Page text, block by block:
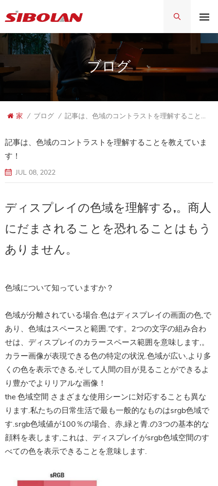
ブログ
家 / ブログ / 記事は、色域のコントラストを理解することを教えています！
記事は、色域のコントラストを理解することを教えていま
す！
JUL 08, 2022
ディスプレイの色域を理解する,。商人
にだまされることを恐れることはもう
ありません。
色域について知っていますか？
色域が分離されている場合.色はディスプレイの画面の色,で
あり、色域はスペースと範囲.です。2つの文字の組み合わ
せは、ディスプレイのカラースペース範囲を意味します,。
カラー画像が表現できる色の特定の状況.色域が広い,より多
くの色を表示できる,そして人間の目が見ることができるよ
り豊かでよりリアルな画像！
the色域空間 さまざまな使用シーンに対応することも異な
ります.私たちの日常生活で最も一般的なものはsrgb色域で
す.srgb色域値が100％の場合、赤,緑と青.の3つの基本的な
顔料を表します,これは、ディスプレイがsrgb色域空間のす
べての色を表示できることを意味します.